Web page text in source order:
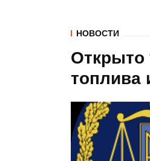
НОВОСТИ
Открыто
топлива